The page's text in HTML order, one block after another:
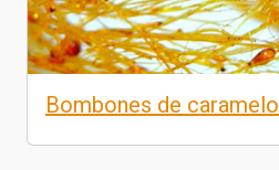
Bombones de caramelo